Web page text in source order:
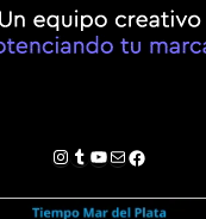
Instagram
Tumblr
YouTube
Correo electrónico
Facebook